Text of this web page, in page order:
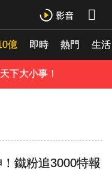
億 即時 熱門 生活
下大小事！
MLB／大谷10局致勝安當救世主！道奇險勝響尾蛇終止7連敗
下大小事！
鐵粉追3000特報